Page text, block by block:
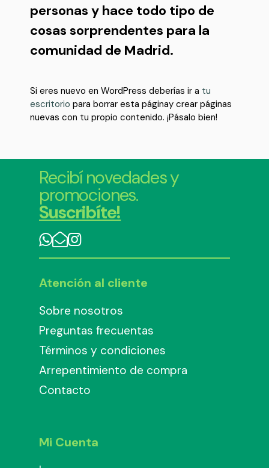
personas y hace todo tipo de
cosas sorprendentes para la
comunidad de Madrid.
Si eres nuevo en WordPress deberías ir a tu
escritorio para borrar esta páginay crear páginas
nuevas con tu propio contenido. ¡Pásalo bien!
Recibí novedades y
promociones.
Suscribíte!
Atención al cliente
Sobre nosotros
Preguntas frecuentas
Términos y condiciones
Arrepentimiento de compra
Contacto
Mi Cuenta